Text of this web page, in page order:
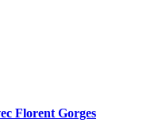
Florent Gorges